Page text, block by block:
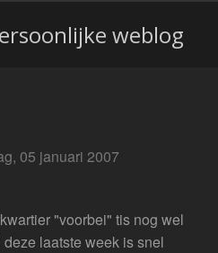
weblog
05 januari 2007
"voorbei" tis nog wel
laatste week is snel